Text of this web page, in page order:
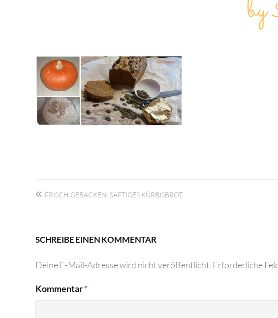
Beitragsnavigation
FRISCH GEBACKEN: SAFTIGES KÜRBISBROT
SCHREIBE EINEN KOMMENTAR
Deine E-Mail-Adresse wird nicht veröffentlicht. Erforderliche
Kommentar*